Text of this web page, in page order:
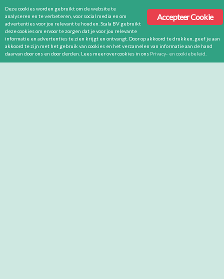
Accepteer Cookie
Deze cookies worden gebruikt om de website te
analyseren en te verbeteren, voor social media en om
advertenties voor jou relevant te houden. Scala BV gebruikt
deze cookies om ervoor te zorgen dat je voor jou relevante
informatie en advertenties te zien krijgt en ontvangt. Door op akkoord te drukken, geef je aan
akkoord te zijn met het gebruik van cookies en het verzamelen van informatie aan de hand
daarvan door ons en door derden. Lees meer over cookies in ons Privacy- en cookiebeleid